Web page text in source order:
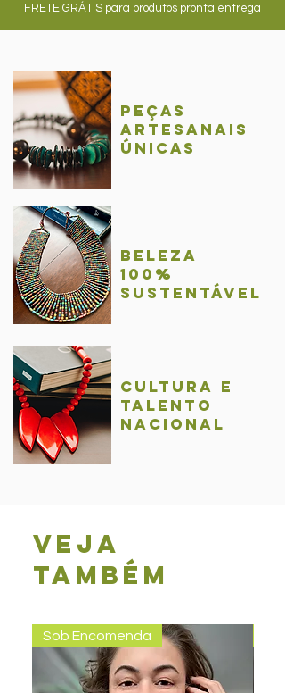
FRETE GRÁTIS para produtos pronta entrega
Peças
Artesanais
únicas
BelezA
100%
sustentável
Cultura e
talentO
nacional
Veja
também
Sob Encomenda